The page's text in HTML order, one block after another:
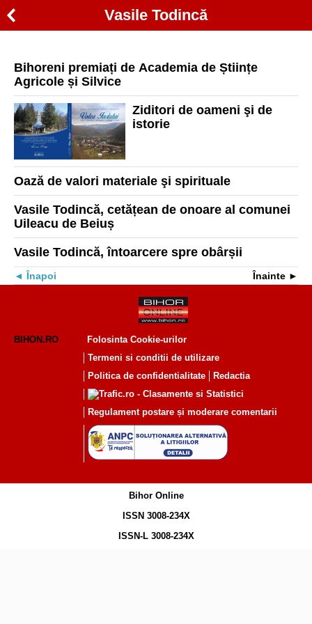
Vasile Todincă
Bihoreni premiați de Academia de Științe
Agricole și Silvice
Ziditori de oameni şi de
istorie
Oază de valori materiale şi spirituale
Vasile Todincă, cetățean de onoare al comunei
Uileacu de Beiuș
Vasile Todincă, întoarcere spre obârșii
Înapoi Înainte
BIHON.RO
Folosinta Cookie-urilor
Termeni si conditii de utilizare
Politica de confidentialitate
Redactia
Regulament postare și moderare comentarii
Bihor Online
ISSN 3008-234X
ISSN-L 3008-234X